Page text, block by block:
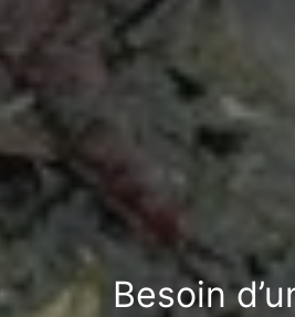
Besoin